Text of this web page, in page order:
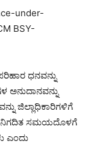
ಧನವನ್ನು
ಅನುದಾನವನ್ನು
ಜಿಲ್ಲಾಧಿಕಾರಿಗಳಿಗೆ
ನಿಗದಿತ ಸಮಯದೊಳಗೆ
ಎಂದು